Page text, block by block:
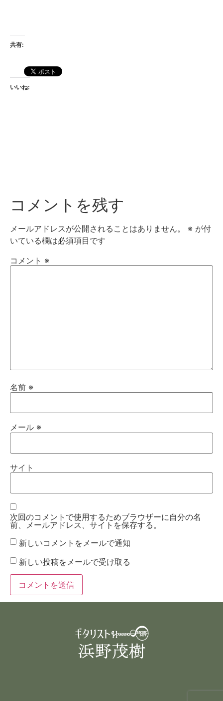
共有:
いいね:
コメントを残す
メールアドレスが公開されることはありません。 ※ が付
いている欄は必須項目です
コメント ※
名前 ※
メール ※
サイト
次回のコメントで使用するためブラウザーに自分の名
前、メールアドレス、サイトを保存する。
新しいコメントをメールで通知
新しい投稿をメールで受け取る